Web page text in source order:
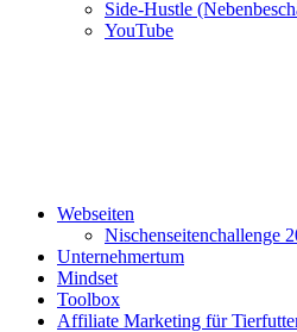
Side-Hustle
YouTube
Webseiten
Nischenseitenchallenge
Unternehmertum
Mindset
Toolbox
Affiliate Marketing für